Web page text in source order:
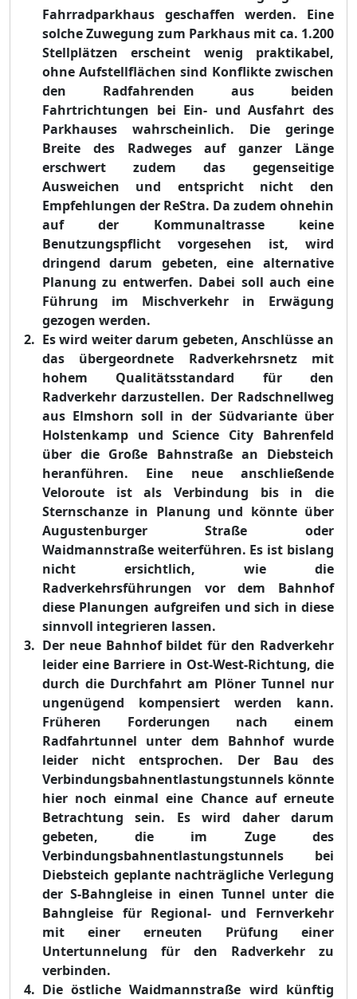
Fahrradparkhaus geschaffen werden. Eine
solche Zuwegung zum Parkhaus mit ca. 1.200
Stellplätzen erscheint wenig praktikabel,
ohne Aufstellflächen sind Konflikte zwischen
den Radfahrenden aus beiden
Fahrtrichtungen bei Ein- und Ausfahrt des
Parkhauses wahrscheinlich. Die geringe
Breite des Radweges auf ganzer Länge
erschwert zudem das gegenseitige
Ausweichen und entspricht nicht den
Empfehlungen der ReStra. Da zudem ohnehin
auf der Kommunaltrasse keine
Benutzungspflicht vorgesehen ist, wird
dringend darum gebeten, eine alternative
Planung zu entwerfen. Dabei soll auch eine
Führung im Mischverkehr in Erwägung
gezogen werden.
Es wird weiter darum gebeten, Anschlüsse an
das übergeordnete Radverkehrsnetz mit
hohem Qualitätsstandard für den
Radverkehr darzustellen. Der Radschnellweg
aus Elmshorn soll in der Südvariante über
Holstenkamp und Science City Bahrenfeld
über die Große Bahnstraße an Diebsteich
heranführen. Eine neue anschließende
Veloroute ist als Verbindung bis in die
Sternschanze in Planung und könnte über
Augustenburger Straße oder
Waidmannstraße weiterführen. Es ist bislang
nicht ersichtlich, wie die
Radverkehrsführungen vor dem Bahnhof
diese Planungen aufgreifen und sich in diese
sinnvoll integrieren lassen.
Der neue Bahnhof bildet für den Radverkehr
leider eine Barriere in Ost-West-Richtung, die
durch die Durchfahrt am Plöner Tunnel nur
ungenügend kompensiert werden kann.
Früheren Forderungen nach einem
Radfahrtunnel unter dem Bahnhof wurde
leider nicht entsprochen. Der Bau des
Verbindungsbahnentlastungstunnels könnte
hier noch einmal eine Chance auf erneute
Betrachtung sein. Es wird daher darum
gebeten, die im Zuge des
Verbindungsbahnentlastungstunnels bei
Diebsteich geplante nachträgliche Verlegung
der S-Bahngleise in einen Tunnel unter die
Bahngleise für Regional- und Fernverkehr
mit einer erneuten Prüfung einer
Untertunnelung für den Radverkehr zu
verbinden.
Die östliche Waidmannstraße wird künftig